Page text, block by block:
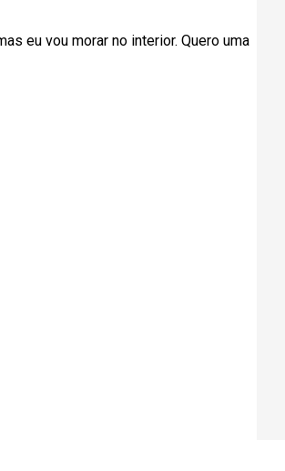
eu vou morar no interior. Quero uma